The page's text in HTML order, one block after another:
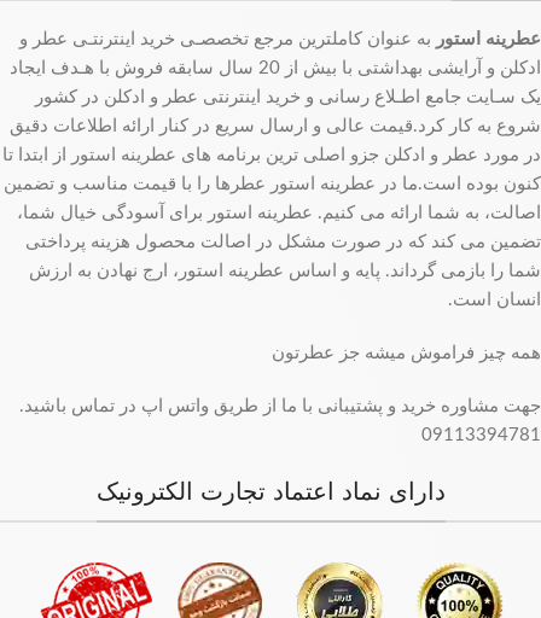
عطرینه استور به عنوان کاملترین مرجع تخصصـی خرید اینترنتـی عطر و
ادکلن و آرایشی بهداشتی با بیش از 20 سال سابقه فروش با هـدف ایجاد
یک سـایت جامع اطـلاع رسانی و خرید اینترنتی عطر و ادکلن در کشور
شروع به کار کرد.قیمت عالی و ارسال سریع در کنار ارائه اطلاعات دقیق
در مورد عطر و ادکلن جزو اصلی ترین برنامه های عطرینه استور از ابتدا تا
کنون بوده است.ما در عطرینه استور عطرها را با قیمت مناسب و تضمین
اصالت، به شما ارائه می کنیم. عطرینه استور برای آسودگی خیال شما،
تضمین می کند که در صورت مشکل در اصالت محصول هزینه پرداختی
شما را بازمی گرداند. پایه و اساس عطرینه استور، ارج نهادن به ارزش
انسان است.
همه چیز فراموش میشه جز عطرتون
جهت مشاوره خرید و پشتیبانی با ما از طریق واتس اپ در تماس باشید.
09113394781
دارای نماد اعتماد تجارت الکترونیک